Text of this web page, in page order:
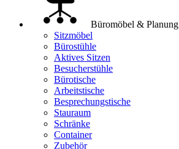
Büromöbel & Planung
Sitzmöbel
Bürostühle
Aktives Sitzen
Besucherstühle
Bürotische
Arbeitstische
Besprechungstische
Stauraum
Schränke
Container
Zubehör